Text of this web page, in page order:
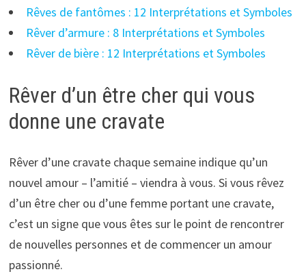
Rêves de fantômes : 12 Interprétations et Symboles
Rêver d’armure : 8 Interprétations et Symboles
Rêver de bière : 12 Interprétations et Symboles
Rêver d’un être cher qui vous
donne une cravate
Rêver d’une cravate chaque semaine indique qu’un
nouvel amour – l’amitié – viendra à vous. Si vous rêvez
d’un être cher ou d’une femme portant une cravate,
c’est un signe que vous êtes sur le point de rencontrer
de nouvelles personnes et de commencer un amour
passionné.